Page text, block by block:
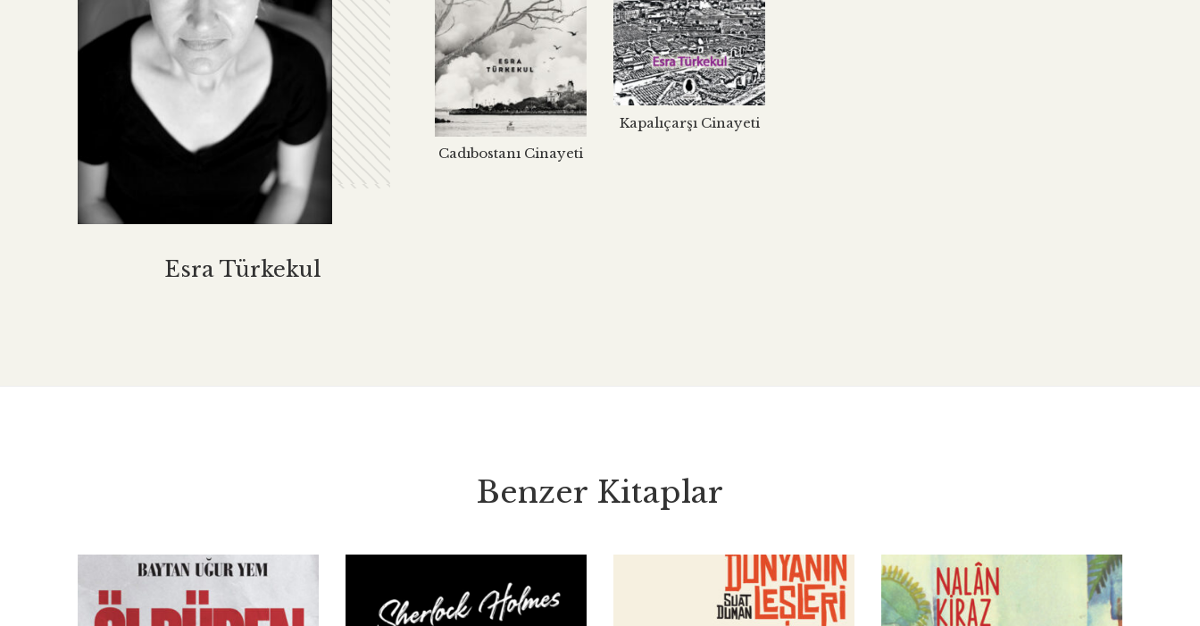
Esra Türkekul
Cadıbostanı Cinayeti
Kapalıçarşı Cinayeti
Benzer Kitaplar